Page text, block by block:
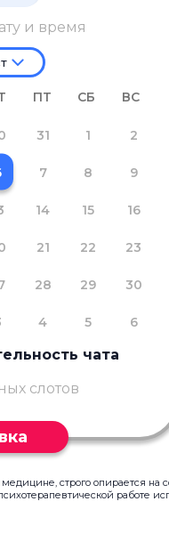
и время
ПТ СБ ВС
31 1 2
7 8 9
14 15 16
21 22 23
28 29 30
4 5 6
чата
слотов
строго опирается
работе